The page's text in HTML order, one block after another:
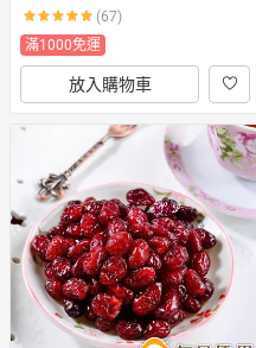
(67)
滿1000免運
放入購物車